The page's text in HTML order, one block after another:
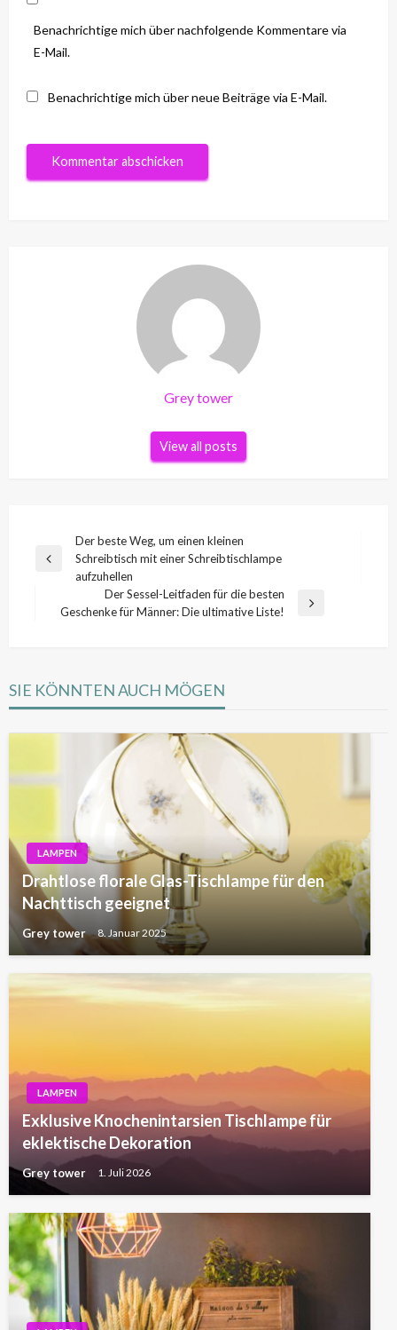
Benachrichtige mich über nachfolgende Kommentare via
E-Mail.
Benachrichtige mich über neue Beiträge via E-Mail.
Grey tower
View all posts
Beitragsnavigation
Previous
Der beste Weg, um einen kleinen
Schreibtisch mit einer Schreibtischlampe
aufzuhellen
Next
Der Sessel-Leitfaden für die besten
Geschenke für Männer: Die ultimative Liste!
SIE KÖNNTEN AUCH MÖGEN
LAMPEN
Drahtlose florale Glas-Tischlampe für den
Nachttisch geeignet
Grey tower 8. Januar 2025
LAMPEN
Exklusive Knochenintarsien Tischlampe für
eklektische Dekoration
Grey tower 1. Juli 2026